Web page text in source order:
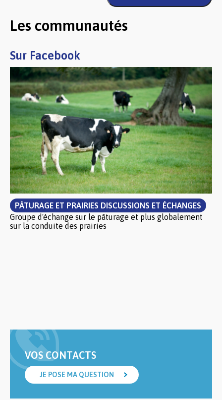
Les communautés
Sur Facebook
PÂTURAGE ET PRAIRIES DISCUSSIONS ET ÉCHANGES
Groupe d'échange sur le pâturage et plus globalement
sur la conduite des prairies
VOS CONTACTS
JE POSE MA QUESTION